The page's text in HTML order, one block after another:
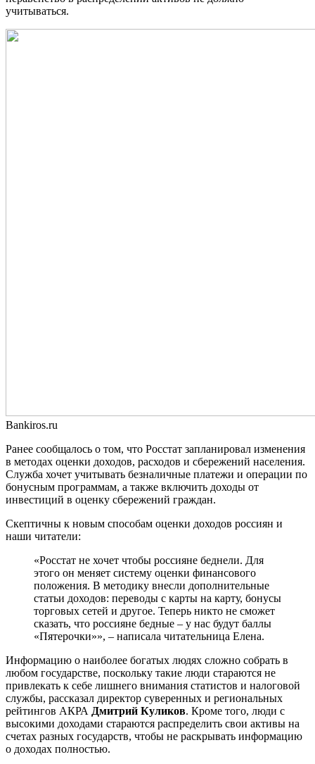
учитываться.
Bankiros.ru
Ранее сообщалось о том, что Росстат запланировал изменения
в методах оценки доходов, расходов и сбережений населения.
Служба хочет учитывать безналичные платежи и операции по
бонусным программам, а также включить доходы от
инвестиций в оценку сбережений граждан.
Скептичны к новым способам оценки доходов россиян и
наши читатели:
«Росстат не хочет чтобы россияне беднели. Для
этого он меняет систему оценки финансового
положения. В методику внесли дополнительные
статьи доходов: переводы с карты на карту, бонусы
торговых сетей и другое. Теперь никто не сможет
сказать, что россияне бедные – у нас будут баллы
«Пятерочки»», – написала читательница Елена.
Информацию о наиболее богатых людях сложно собрать в
любом государстве, поскольку такие люди стараются не
привлекать к себе лишнего внимания статистов и налоговой
службы, рассказал директор суверенных и региональных
рейтингов АКРА Дмитрий Куликов. Кроме того, люди с
высокими доходами стараются распределить свои активы на
счетах разных государств, чтобы не раскрывать информацию
о доходах полностью.